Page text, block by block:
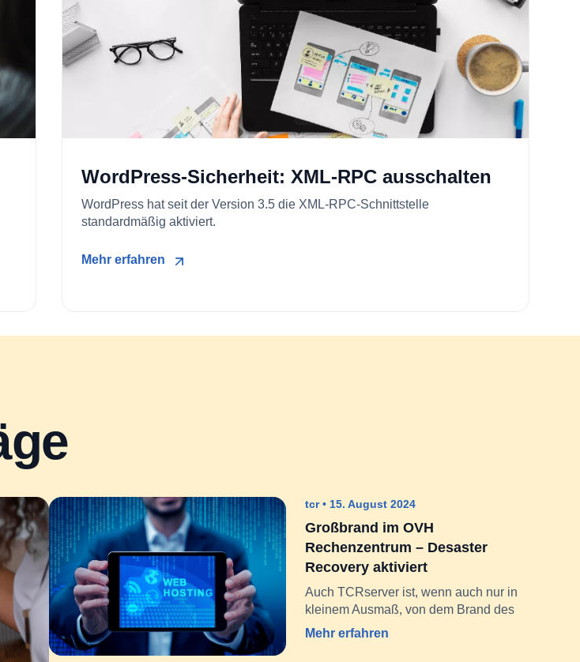
WordPress-Sicherheit: XML-RPC ausschalten
WordPress hat seit der Version 3.5 die XML-RPC-Schnittstelle
standardmäßig aktiviert.
Mehr erfahren
Großbrand im OVH
Rechenzentrum – Desaster
Recovery aktiviert
tcr 15. August 2024
Auch TCRserver ist, wenn auch nur in
kleinem Ausmaß, von dem Brand des
Mehr erfahren